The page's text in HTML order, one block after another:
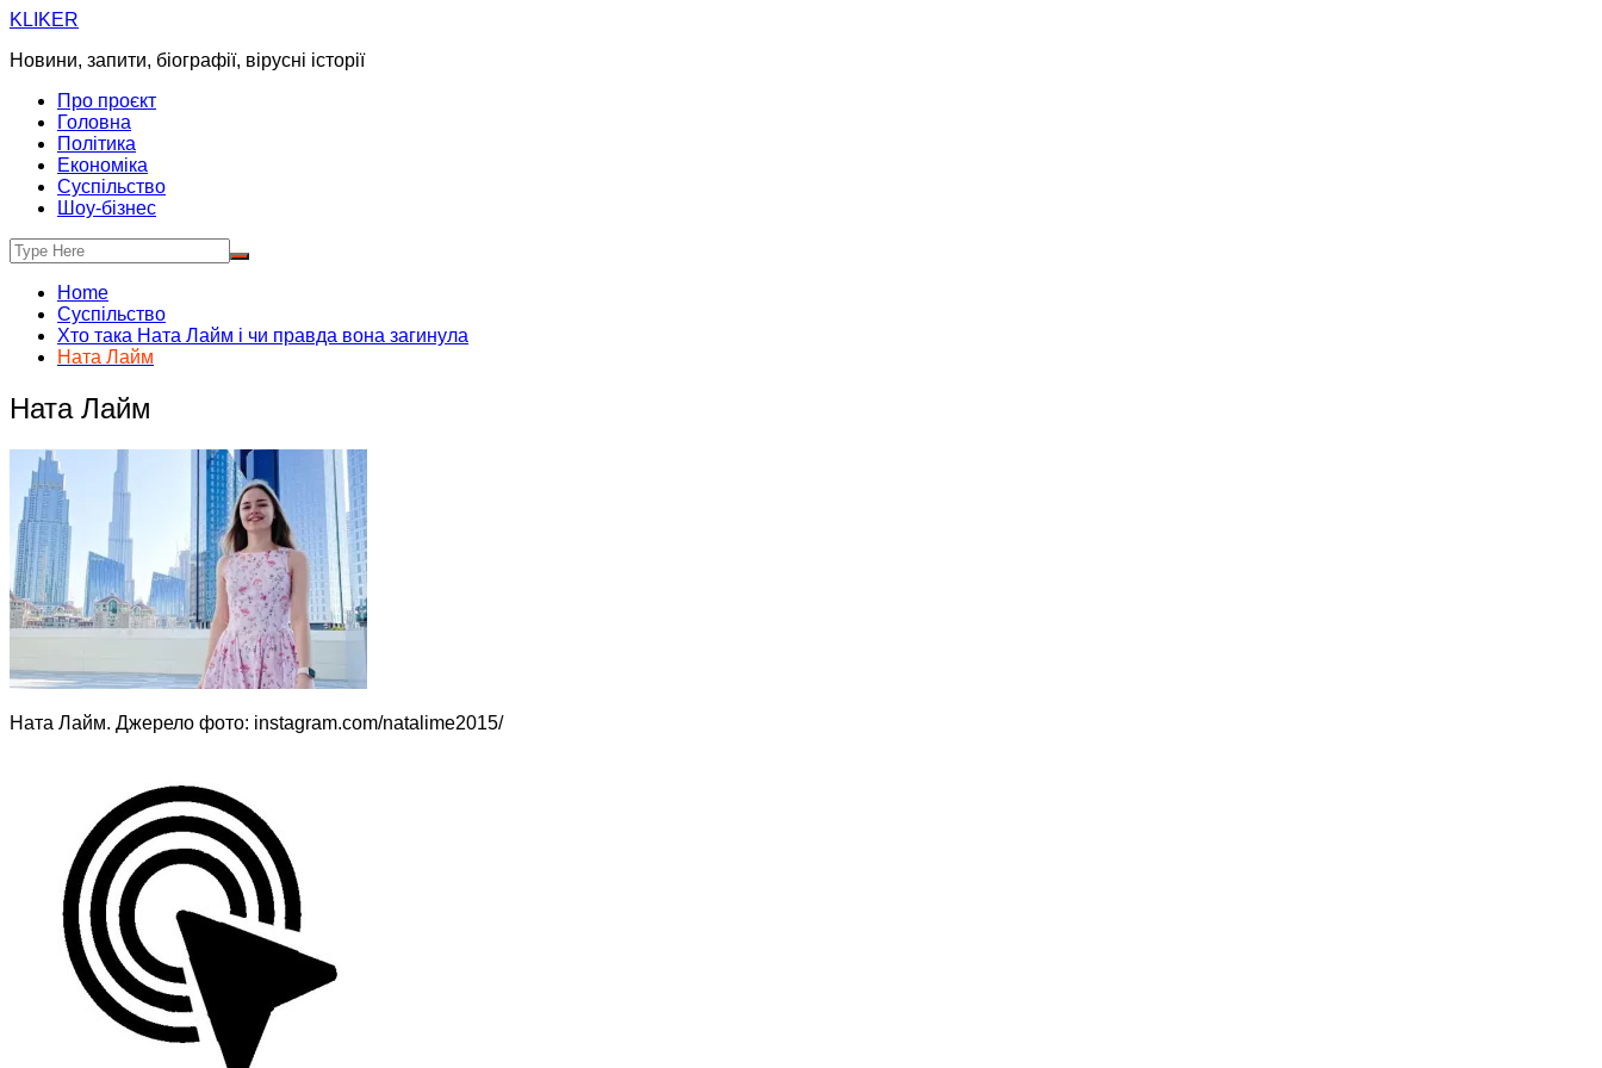
Skip
content
KLIKER
Новини, запити, біографії, вірусні історії
Про проєкт
Головна
Політика
Економіка
Суспільство
Шоу-бізнес
Home
Суспільство
Хто така Ната Лайм і чи правда вона загинула
Ната Лайм
Ната Лайм
Ната Лайм. Джерело фото: instagram.com/natalime2015/